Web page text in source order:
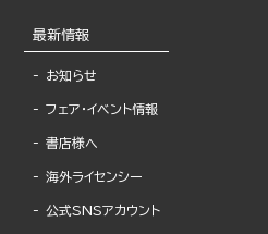
最新情報
お知らせ
フェア・イベント情報
書店様へ
海外ライセンシー
公式SNSアカウント